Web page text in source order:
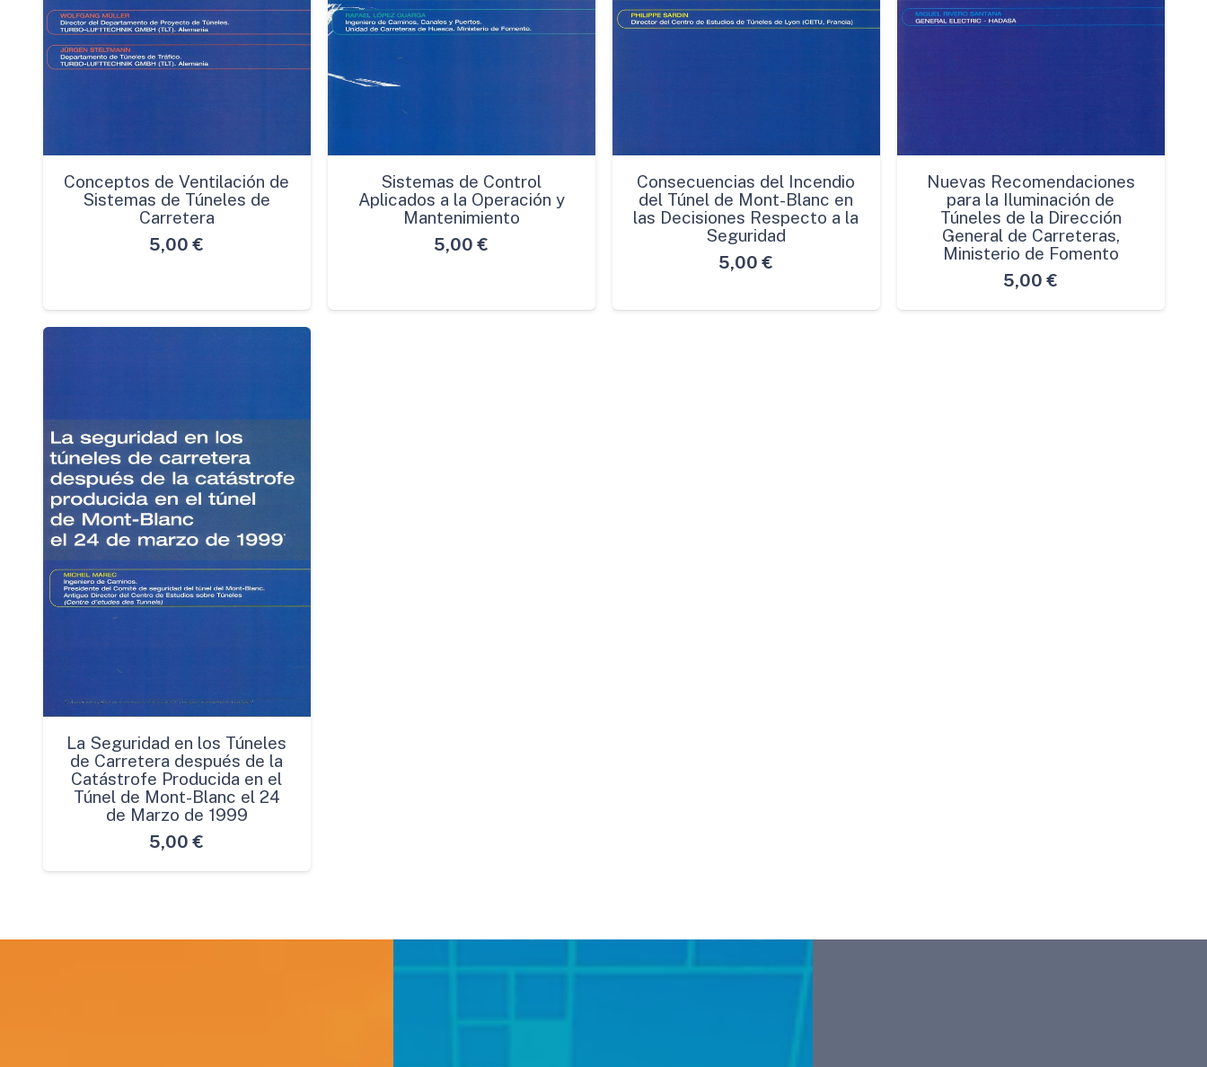
Conceptos de Ventilación de
Sistemas de Túneles de
Carretera
5,00 €
Sistemas de Control
Aplicados a la Operación y
Mantenimiento
5,00 €
Consecuencias del Incendio
del Túnel de Mont-Blanc en
las Decisiones Respecto a la
Seguridad
5,00 €
Nuevas Recomendaciones
para la Iluminación de
Túneles de la Dirección
General de Carreteras,
Ministerio de Fomento
5,00 €
La Seguridad en los Túneles
de Carretera después de la
Catástrofe Producida en el
Túnel de Mont-Blanc el 24
de Marzo de 1999
5,00 €